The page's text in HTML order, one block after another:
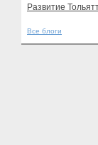
Развитие
Все блоги